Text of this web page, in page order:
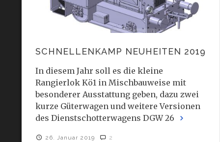
SCHNELLENKAMP NEUHEITEN 2019
In diesem Jahr soll es die kleine
Rangierlok Kö1 in Mischbauweise mit
besonderer Ausstattung geben, dazu zwei
kurze Güterwagen und weitere Versionen
des Dienstschotterwagens DGW 26
26. Januar 2019 2